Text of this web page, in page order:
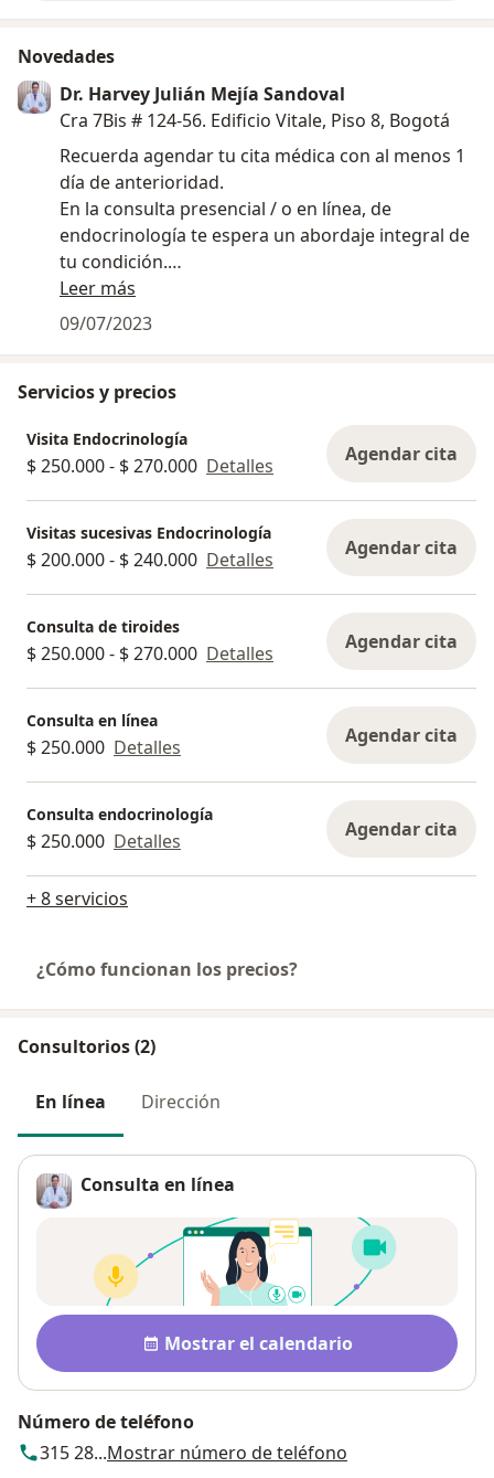
Novedades
Dr. Harvey Julián Mejía Sandoval
Cra 7Bis # 124-56. Edificio Vitale, Piso 8, Bogotá
Recuerda agendar tu cita médica con al menos 1
día de anterioridad.
En la consulta presencial / o en línea, de
endocrinología te espera un abordaje integral de
tu condición.
Atención humanizada: empatía, comprensión,
compasión.
Leer más
09/07/2023
Servicios y precios
Visita Endocrinología
$ 250.000 - $ 270.000 Detalles Agendar cita
Visitas sucesivas Endocrinología
$ 200.000 - $ 240.000 Detalles Agendar cita
Consulta de tiroides
$ 250.000 - $ 270.000 Detalles Agendar cita
Consulta en línea
$ 250.000 Detalles Agendar cita
Consulta endocrinología
$ 250.000 Detalles Agendar cita
+ 8 servicios
¿Cómo funcionan los precios?
Consultorios (2)
En línea Dirección
Consulta en línea
Disponibilidad
Mostrar el calendario
Número de teléfono
315 28...Mostrar número de teléfono